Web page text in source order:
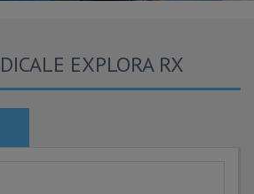
EXPLORA RX